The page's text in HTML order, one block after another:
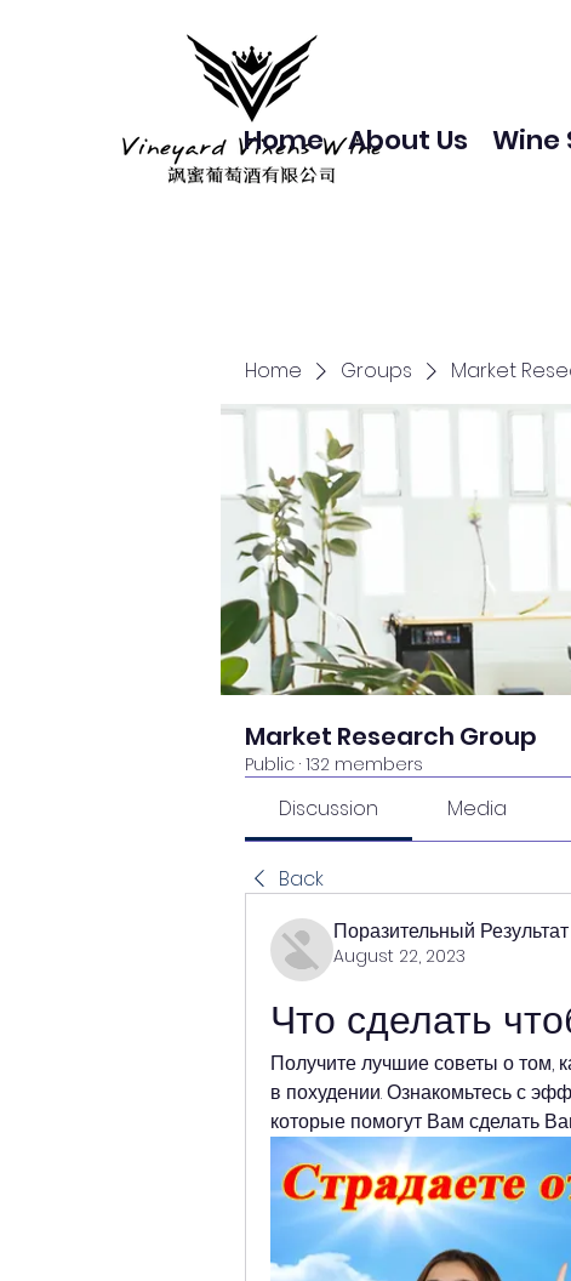
Home About Us Wine
Home Groups Market
Market Research Group
Public · 132 members
Discussion Media
Back
Поразительный Результат
August 22, 2023
Что сделать
Получите лучшие советы о том,
в похудении. Ознакомьтесь с
которые помогут Вам сделать